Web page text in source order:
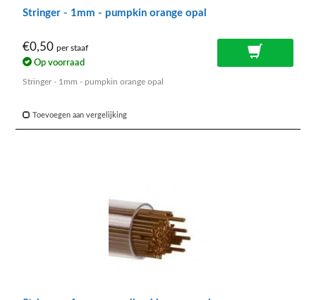
Stringer - 1mm - pumpkin orange opal
€0,50 per staaf
Op voorraad
Stringer - 1mm - pumpkin orange opal
Toevoegen aan vergelijking